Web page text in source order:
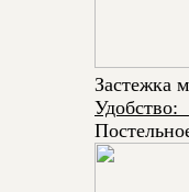
Застежка
Удобство: